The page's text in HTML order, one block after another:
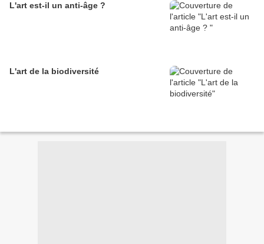
L'art est-il un anti-âge ?
L'art de la biodiversité